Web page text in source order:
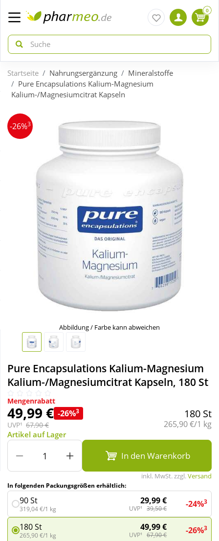
zurück
Aktuelle Coupons
Gratis dazu
Neuheiten
Schnäppchen
Sparsets
zurück
Arzneimittel
Bio & Genuss
Diabetes
Körperpflege & Kosmetik
Liebe & Erotik
Mutter & Kind
Natur & Homöopathie
Sanitätshaus
Sport & Fitness
Tierbedarf
0
Startseite Nahrungsergänzung
Mineralstoffe
Pure Encapsulations Kalium-Magnesium
Kalium-/Magnesiumcitrat Kapseln
-26%3
Abbildung / Farbe kann abweichen
Pure Encapsulations Kalium-Magnesium
Kalium-/Magnesiumcitrat Kapseln, 180 St
Mengenrabatt
49,99 € -26%3
UVP¹ 67,90 €
180 St
Grundpreis:
265,90 €/1 kg
Artikel auf Lager
In den Warenkorb
inkl. MwSt. zzgl.Versand
In folgenden Packungsgrößen erhältlich:
90 St
319,04 €/1 kg
29,99 €
UVP¹ 39,50 € -24%3
180 St
265,90 €/1 kg
49,99 €
UVP¹ 67,90 € -26%3